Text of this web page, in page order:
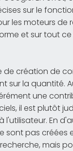
sur le
les moteurs de
et sur tout
de création de
sur la quantité.
une
il est plutôt
l'utilisateur. En
sont pas créées
mais